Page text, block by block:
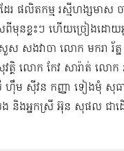
ែរ ផលិតកម្ម រស្មីហង្សមាស
ពីមុន​ខ្លះៗ ហើយច្រៀងដ
សងវាចា​ លោក មករា
លោក កែវ សារ៉ាត់ លោក ឆ
ហ៊ឹម ស៊ីវន កញ្ញា​ ទៀងមុំ សុ
និងអ្នកស្រី​ អ៊ុន សុផល ជាដ